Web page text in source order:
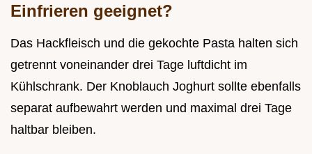
Einfrieren geeignet?
Das Hackfleisch und die gekochte Pasta halten sich
getrennt voneinander drei Tage luftdicht im
Kühlschrank. Der Knoblauch Joghurt sollte ebenfalls
separat aufbewahrt werden und maximal drei Tage
haltbar bleiben.